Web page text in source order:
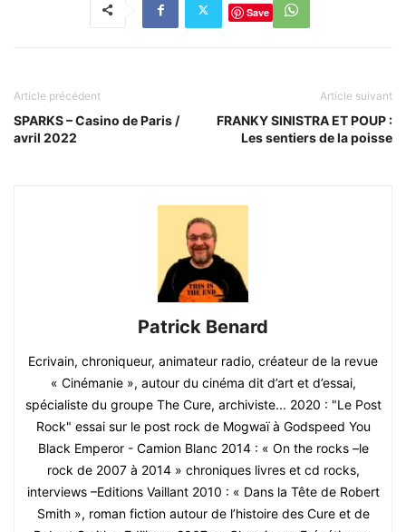
Save
Article précédent
SPARKS – Casino de Paris /
avril 2022
Article suivant
FRANKY SINISTRA ET POUP :
Les sentiers de la poisse
Patrick Benard
Ecrivain, chroniqueur, animateur radio, créateur de la revue
« Cinémanie », autour du cinéma dit d’art et d’essai,
spécialiste du groupe The Cure, archiviste... 2020 : "Le Post
Rock" essai sur le post rock de Mogwaï à Godspeed You
Black Emperor - Camion Blanc 2014 : « On the rocks –le
rock de 2007 à 2014 » chroniques livres et cd rocks,
interviews –Editions Vaillant 2010 : « Dans la Tête de Robert
Smith », roman fiction autour de l’histoire des Cure et de